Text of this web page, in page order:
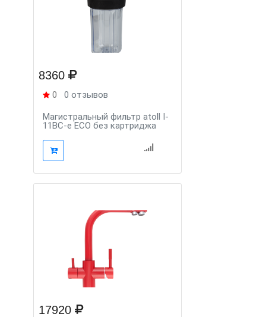
8360
0 0 отзывов
Магистральный фильтр atoll I-
11BC-e ECO без картриджа
17920